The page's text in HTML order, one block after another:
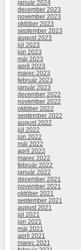
január 2024
december 2023
november 2023
október 2023
september 2023
august 2023
júl 2023
jún 2023
máj 2023
apríl 2023
marec 2023
február 2023
január 2023
december 2022
november 2022
október 2022
september 2022
august 2022
júl 2022
jún 2022
máj 2022
apríl 2022
marec 2022
február 2022
január 2022
december 2021
november 2021
október 2021
september 2021
august 2021
júl 2021
jún 2021
máj 2021
apríl 2021
marec 2021